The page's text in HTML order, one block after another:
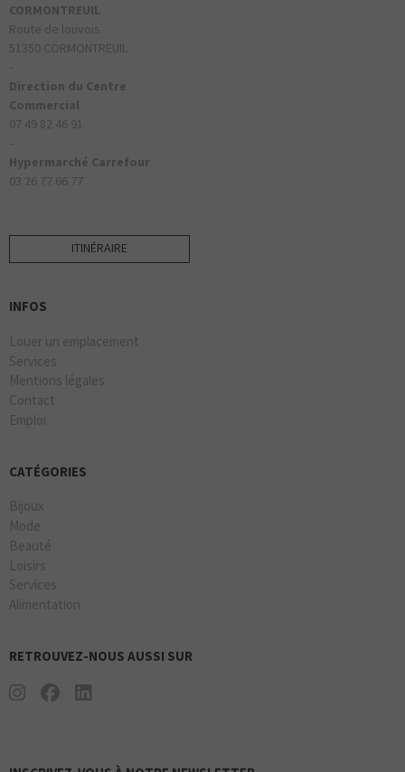
CORMONTREUIL
Route de louvois
51350 CORMONTREUIL
-
Direction du Centre
Commercial
07 49 82 46 91
-
Hypermarché Carrefour
03 26 77 66 77
ITINÉRAIRE
INFOS
Louer un emplacement
Services
Mentions légales
Contact
Emploi
CATÉGORIES
Bijoux
Mode
Beauté
Loisirs
Services
Alimentation
RETROUVEZ-NOUS AUSSI SUR